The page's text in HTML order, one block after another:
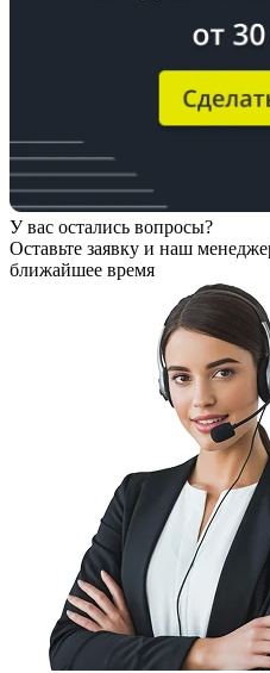
У вас остались вопросы?
Оставьте заявку и наш
ближайшее время